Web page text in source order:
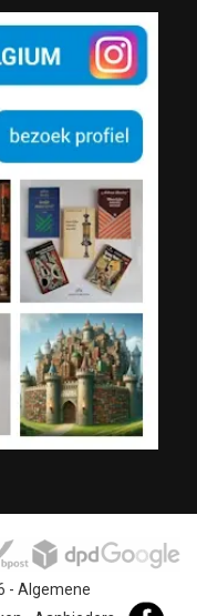
- Algemene